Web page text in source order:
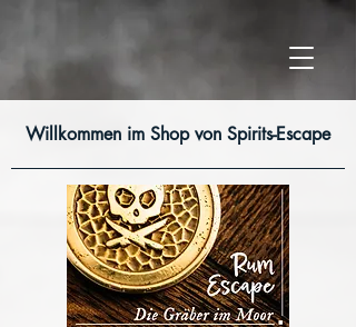
Willkommen im Shop von Spirits-Escape